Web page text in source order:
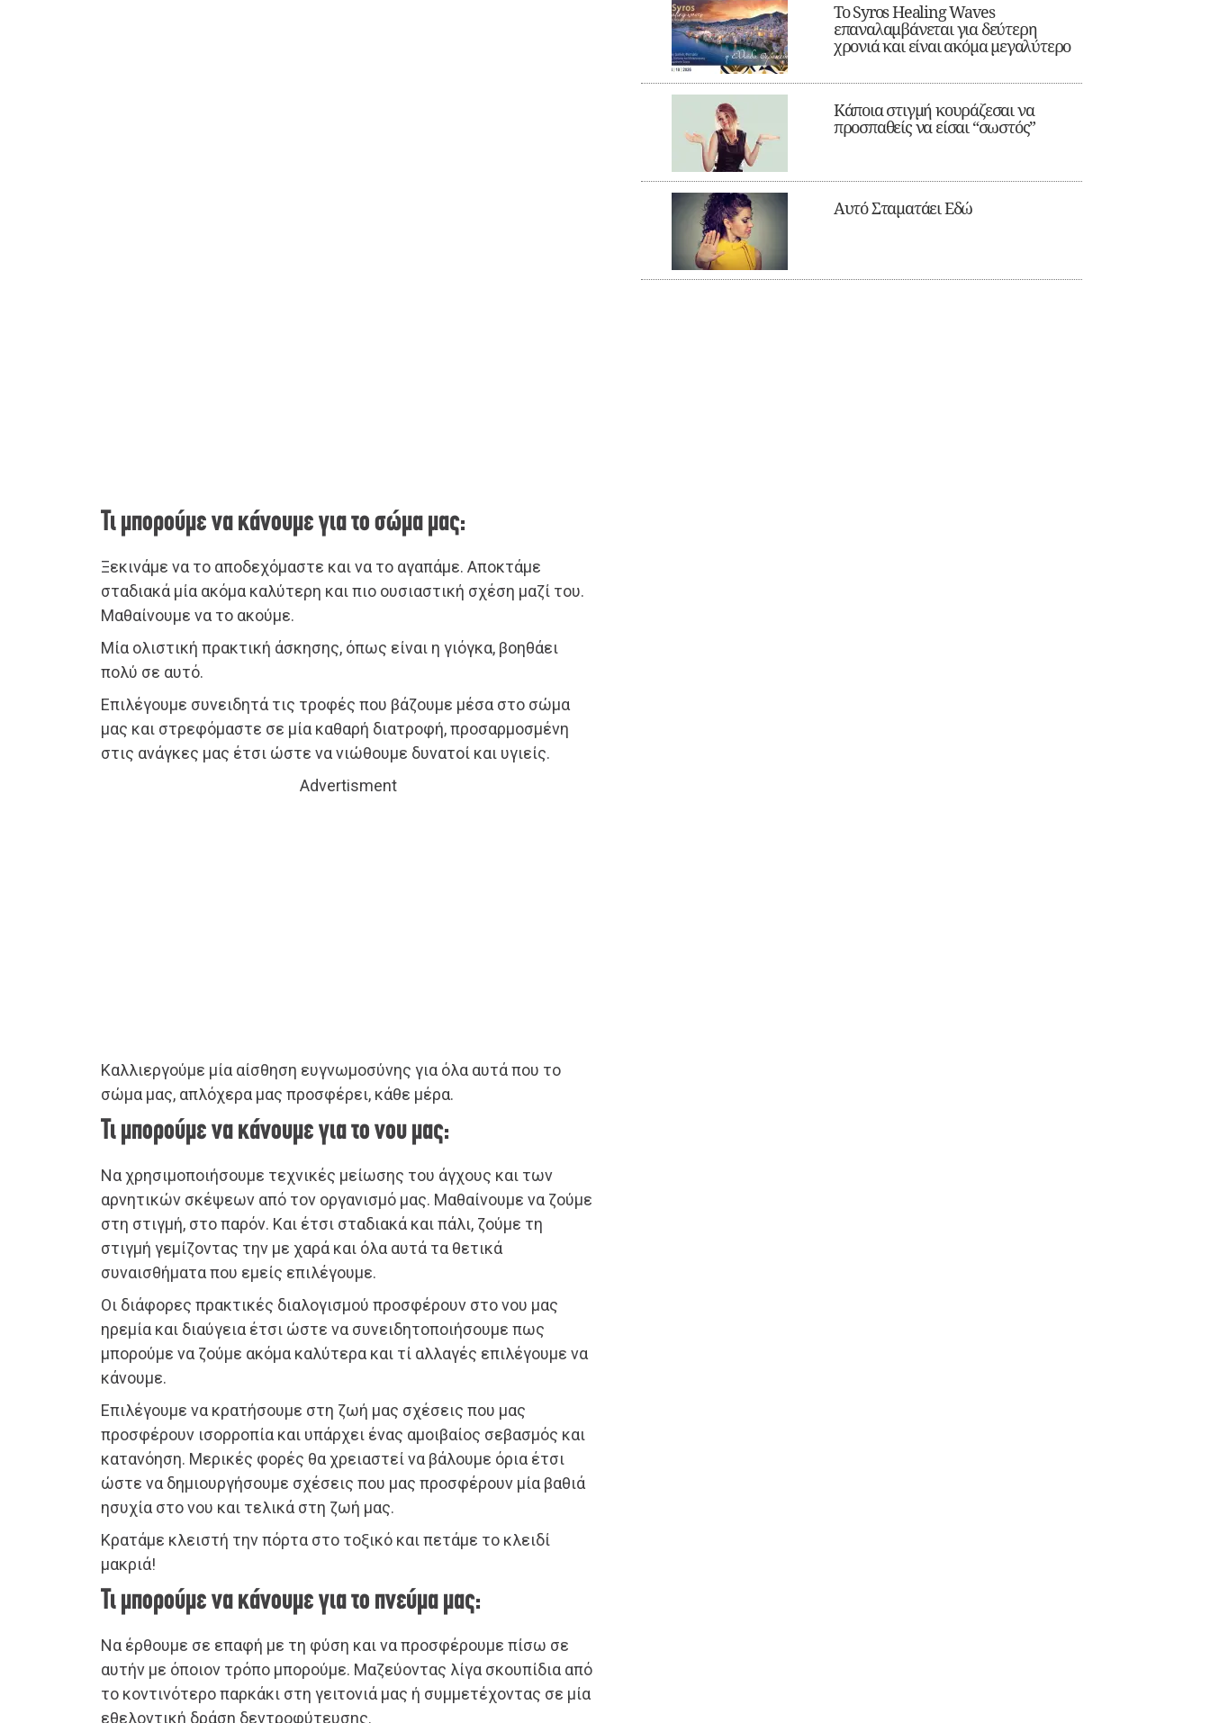
Τι μπορούμε να κάνουμε για το σώμα μας:
Ξεκινάμε να το αποδεχόμαστε και να το αγαπάμε. Αποκτάμε
σταδιακά μία ακόμα καλύτερη και πιο ουσιαστική σχέση μαζί του.
Μαθαίνουμε να το ακούμε.
Μία ολιστική πρακτική άσκησης, όπως είναι η γιόγκα, βοηθάει
πολύ σε αυτό.
Επιλέγουμε συνειδητά τις τροφές που βάζουμε μέσα στο σώμα
μας και στρεφόμαστε σε μία καθαρή διατροφή, προσαρμοσμένη
στις ανάγκες μας έτσι ώστε να νιώθουμε δυνατοί και υγιείς.
Advertisment
Καλλιεργούμε μία αίσθηση ευγνωμοσύνης για όλα αυτά που το
σώμα μας, απλόχερα μας προσφέρει, κάθε μέρα.
Τι μπορούμε να κάνουμε για το νου μας:
Να χρησιμοποιήσουμε τεχνικές μείωσης του άγχους και των
αρνητικών σκέψεων από τον οργανισμό μας. Μαθαίνουμε να ζούμε
στη στιγμή, στο παρόν. Και έτσι σταδιακά και πάλι, ζούμε τη
στιγμή γεμίζοντας την με χαρά και όλα αυτά τα θετικά
συναισθήματα που εμείς επιλέγουμε.
Οι διάφορες πρακτικές διαλογισμού προσφέρουν στο νου μας
ηρεμία και διαύγεια έτσι ώστε να συνειδητοποιήσουμε πως
μπορούμε να ζούμε ακόμα καλύτερα και τί αλλαγές επιλέγουμε να
κάνουμε.
Επιλέγουμε να κρατήσουμε στη ζωή μας σχέσεις που μας
προσφέρουν ισορροπία και υπάρχει ένας αμοιβαίος σεβασμός και
κατανόηση. Μερικές φορές θα χρειαστεί να βάλουμε όρια έτσι
ώστε να δημιουργήσουμε σχέσεις που μας προσφέρουν μία βαθιά
ησυχία στο νου και τελικά στη ζωή μας.
Κρατάμε κλειστή την πόρτα στο τοξικό και πετάμε το κλειδί
μακριά!
Τι μπορούμε να κάνουμε για το πνεύμα μας:
Να έρθουμε σε επαφή με τη φύση και να προσφέρουμε πίσω σε
αυτήν με όποιον τρόπο μπορούμε. Μαζεύοντας λίγα σκουπίδια από
το κοντινότερο παρκάκι στη γειτονιά μας ή συμμετέχοντας σε μία
εθελοντική δράση δεντροφύτευσης.
Το Syros Healing Waves
επαναλαμβάνεται για δεύτερη
χρονιά και είναι ακόμα μεγαλύτερο
Κάποια στιγμή κουράζεσαι να
προσπαθείς να είσαι “σωστός”
Αυτό Σταματάει Εδώ